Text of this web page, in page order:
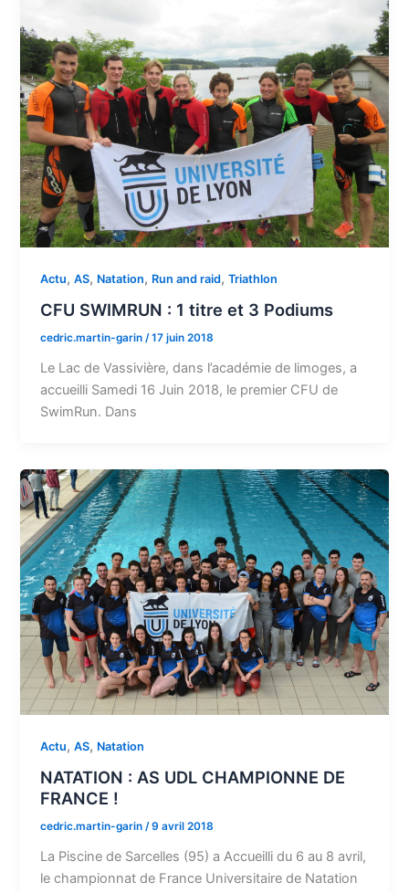
Actu,AS, Natation, Run and raid,Triathlon
CFU SWIMRUN : 1 titre et 3 Podiums
cedric.martin-garin/17 juin 2018
Le Lac de Vassivière, dans l’académie de limoges, a
accueilli Samedi 16 Juin 2018, le premier CFU de
SwimRun. Dans
Actu,AS, Natation
NATATION : AS UDL CHAMPIONNE DE
FRANCE !
cedric.martin-garin/9 avril 2018
La Piscine de Sarcelles (95) a Accueilli du 6 au 8 avril,
le championnat de France Universitaire de Natation